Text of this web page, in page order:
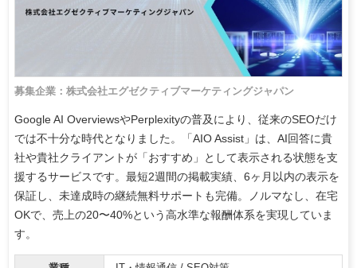
募集企業：株式会社エグゼクティブマーケティングジャパン
Google AI OverviewsやPerplexityの普及により、従来のSEOだけ
では不十分な時代となりました。「AIO Assist」は、AI回答に貴
社や貴社クライアントが「おすすめ」として表示される状態を支
援するサービスです。最短2週間の掲載実績、6ヶ月以内の表示を
保証し、未達成時の継続無料サポートも完備。ノルマなし、在宅
OKで、売上の20〜40%という高水準な報酬体系を実現していま
す。